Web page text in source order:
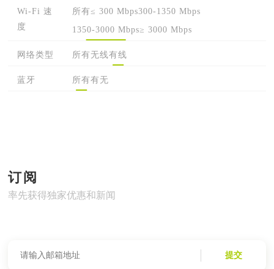
Wi-Fi 速
度
所有≤ 300 Mbps300-1350 Mbps
1350-3000 Mbps≥ 3000 Mbps
网络类型 所有 无线有线
蓝牙 所有有 无
订阅
率先获得独家优惠和新闻
提交